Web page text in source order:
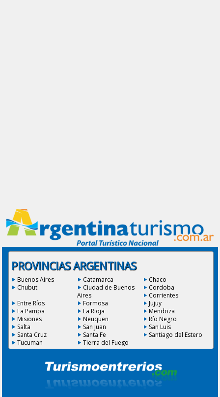
PROVINCIAS ARGENTINAS
Buenos Aires Catamarca
Chaco
Chubut
Ciudad de Buenos
Aires
Cordoba
Corrientes
Entre Ríos
Formosa
Jujuy
La Pampa
La Rioja
Mendoza
Misiones
Neuquen
Río Negro
Salta
San Juan
San Luis
Santa Cruz
Santa Fe
Santiago del Estero
Tucuman
Tierra del Fuego